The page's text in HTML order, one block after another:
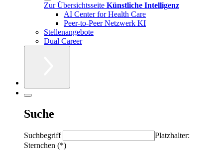
Zur Übersichtsseite Künstliche Intelligenz
AI Center for Health Care
Peer-to-Peer Netzwerk KI
Stellenangebote
Dual Career
Suche
Suchbegriff
Platzhalter:
Sternchen (*)